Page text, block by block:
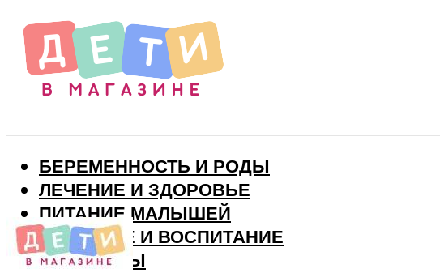
БЕРЕМЕННОСТЬ И РОДЫ
ЛЕЧЕНИЕ И ЗДОРОВЬЕ
ПИТАНИЕ МАЛЫШЕЙ
РАЗВИТИЕ И ВОСПИТАНИЕ
ВИТАМИНЫ